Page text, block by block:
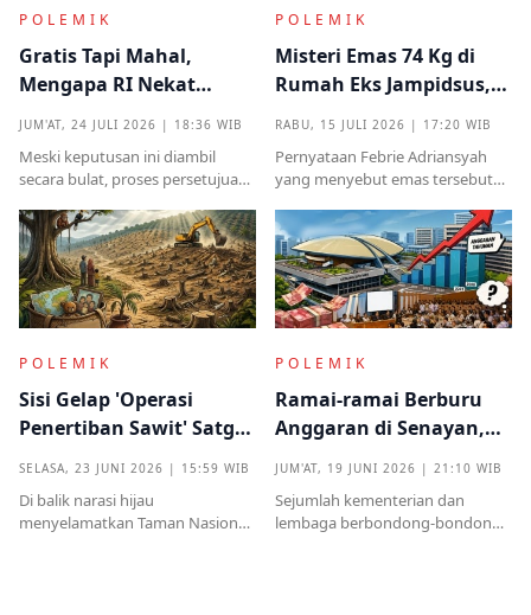
POLEMIK
Gratis Tapi Mahal,
Mengapa RI Nekat
Induk Tua Italia?
JUM'AT, 24 JULI 2026 | 18:36 WIB
Meski keputusan ini diambil
secara bulat, proses persetujuan
kritik tajam terkait prosedur yang
mendadak serta kekhawatiran
akan beban anggaran
POLEMIK
Misteri Emas 74 Kg di
Rumah Eks Jampidsus,
RABU, 15 JULI 2026 | 17:20 WIB
Pernyataan Febrie Adriansyah
yang menyebut emas tersebut
menjadi titik penting dalam
proses pembuktian
POLEMIK
Sisi Gelap 'Operasi
Penertiban Sawit' Satgas
SELASA, 23 JUNI 2026 | 15:59 WIB
Di balik narasi hijau
menyelamatkan Taman Nasional
POLEMIK
Ramai-ramai Berburu
Anggaran di Senayan,
JUM'AT, 19 JUNI 2026 | 21:10 WIB
Sejumlah kementerian dan
lembaga berbondong-bondong